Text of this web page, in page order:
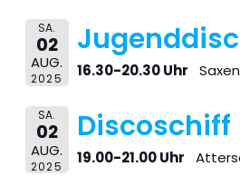
SA.
02
AUG.
2025 16.30-20.30 Uhr Saxen
SA.
02
AUG.
2025
Discoschiff
19.00-21.00 Uhr